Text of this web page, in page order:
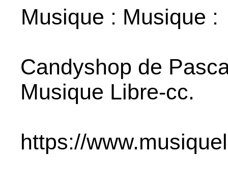
Musique : Musique :
Candyshop de
Musique Libre-cc.
https://